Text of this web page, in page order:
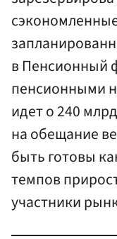
в Пенсионный
пенсионными
идет о 240
на обещание
быть готовы
темпов
участники